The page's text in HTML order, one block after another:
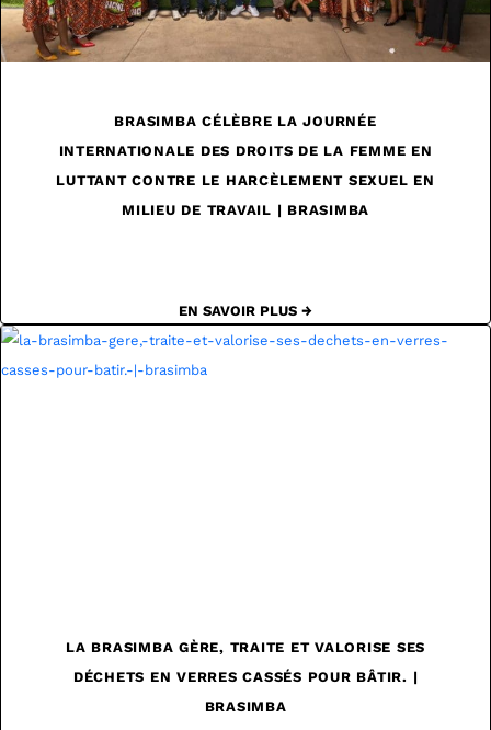
BRASIMBA CÉLÈBRE LA JOURNÉE
INTERNATIONALE DES DROITS DE LA FEMME EN
LUTTANT CONTRE LE HARCÈLEMENT SEXUEL EN
MILIEU DE TRAVAIL | BRASIMBA
EN SAVOIR PLUS →
LA BRASIMBA GÈRE, TRAITE ET VALORISE SES
DÉCHETS EN VERRES CASSÉS POUR BÂTIR. |
BRASIMBA